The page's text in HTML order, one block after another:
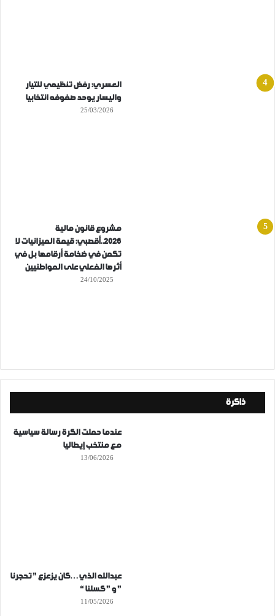
العسري: رفض تنظيمي للتيار
واليسار يوحد صفوفه انتخابيا
25/03/2026
مشروع قانون مالية
2026..أقصبي: قيمة الميزانيات لا
تكمن في ضخامة أرقامها بل في
أثرها الفعلي على المواطنيين
24/10/2025
ذاكرة
عندما حملت الكرة رسالة سياسية
مع منتخب إيطاليا
13/06/2026
عبدالله الذي…كان يزعزع ” تحجرنا
” و ” كسلنا “
11/05/2026